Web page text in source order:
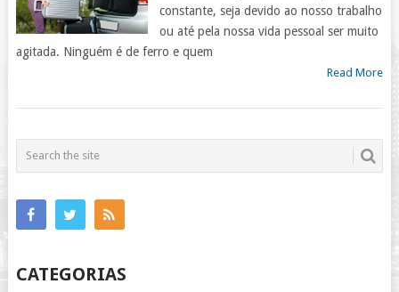
constante, seja devido ao nosso trabalho
ou até pela nossa vida pessoal ser muito
agitada. Ninguém é de ferro e quem
Read More
CATEGORIAS